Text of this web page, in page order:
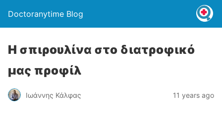
Doctoranytime Blog
Η σπιρουλίνα στο διατροφικό
μας προφίλ
Ιωάννης Κάλφας 11 years ago